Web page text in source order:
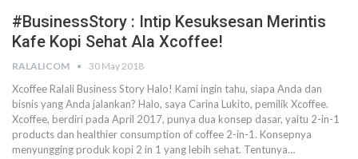
#BusinessStory : Intip Kesuksesan Merintis
Kafe Kopi Sehat Ala Xcoffee!
RALALICOM 30 May 2018
Xcoffee Ralali Business Story Halo! Kami ingin tahu, siapa Anda dan
bisnis yang Anda jalankan? Halo, saya Carina Lukito, pemilik Xcoffee.
Xcoffee, berdiri pada April 2017, punya dua konsep dasar, yaitu 2-in-1
products dan healthier consumption of coffee 2-in-1. Konsepnya
menyungging produk kopi 2 in 1 yang lebih sehat. Tentunya…